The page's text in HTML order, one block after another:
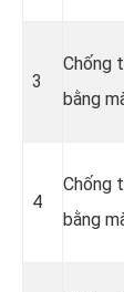
3
Chống
bằng
4
Chống
bằng